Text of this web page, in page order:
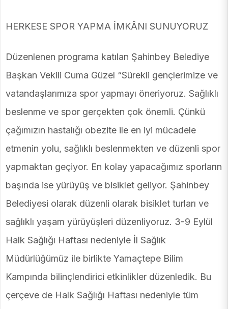
HERKESE SPOR YAPMA İMKÂNI SUNUYORUZ
Düzenlenen programa katılan Şahinbey Belediye
Başkan Vekili Cuma Güzel “Sürekli gençlerimize ve
vatandaşlarımıza spor yapmayı öneriyoruz. Sağlıklı
beslenme ve spor gerçekten çok önemli. Çünkü
çağımızın hastalığı obezite ile en iyi mücadele
etmenin yolu, sağlıklı beslenmekten ve düzenli spor
yapmaktan geçiyor. En kolay yapacağımız sporların
başında ise yürüyüş ve bisiklet geliyor. Şahinbey
Belediyesi olarak düzenli olarak bisiklet turları ve
sağlıklı yaşam yürüyüşleri düzenliyoruz. 3-9 Eylül
Halk Sağlığı Haftası nedeniyle İl Sağlık
Müdürlüğümüz ile birlikte Yamaçtepe Bilim
Kampında bilinçlendirici etkinlikler düzenledik. Bu
çerçeve de Halk Sağlığı Haftası nedeniyle tüm